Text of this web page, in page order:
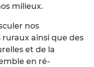
milieux.
nos
ainsi que des
et de la
en ré-